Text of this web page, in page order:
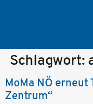
Schlagwort:
MoMa NÖ erneut
Zentrum“